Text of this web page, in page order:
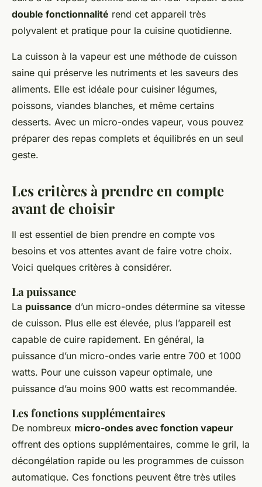
double fonctionnalité rend cet appareil très
polyvalent et pratique pour la cuisine quotidienne.
La cuisson à la vapeur est une méthode de cuisson
saine qui préserve les nutriments et les saveurs des
aliments. Elle est idéale pour cuisiner légumes,
poissons, viandes blanches, et même certains
desserts. Avec un micro-ondes vapeur, vous pouvez
préparer des repas complets et équilibrés en un seul
geste.
Les critères à prendre en compte
avant de choisir
Il est essentiel de bien prendre en compte vos
besoins et vos attentes avant de faire votre choix.
Voici quelques critères à considérer.
La puissance
La puissance d’un micro-ondes détermine sa vitesse
de cuisson. Plus elle est élevée, plus l’appareil est
capable de cuire rapidement. En général, la
puissance d’un micro-ondes varie entre 700 et 1000
watts. Pour une cuisson vapeur optimale, une
puissance d’au moins 900 watts est recommandée.
Les fonctions supplémentaires
De nombreux micro-ondes avec fonction vapeur
offrent des options supplémentaires, comme le gril, la
décongélation rapide ou les programmes de cuisson
automatique. Ces fonctions peuvent être très utiles